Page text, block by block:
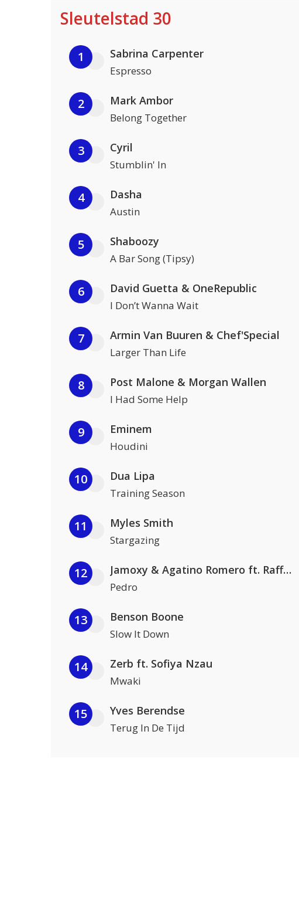
Sleutelstad 30
1 Sabrina Carpenter
Espresso
2 Mark Ambor
Belong Together
3 Cyril
Stumblin' In
4 Dasha
Austin
5 Shaboozy
A Bar Song (Tipsy)
6 David Guetta & OneRepublic
I Don’t Wanna Wait
7 Armin Van Buuren & Chef'Special
Larger Than Life
8 Post Malone & Morgan Wallen
I Had Some Help
9 Eminem
Houdini
10 Dua Lipa
Training Season
11 Myles Smith
Stargazing
12 Jamoxy & Agatino Romero ft. Raffaella Carrà
Pedro
13 Benson Boone
Slow It Down
14 Zerb ft. Sofiya Nzau
Mwaki
15 Yves Berendse
Terug In De Tijd